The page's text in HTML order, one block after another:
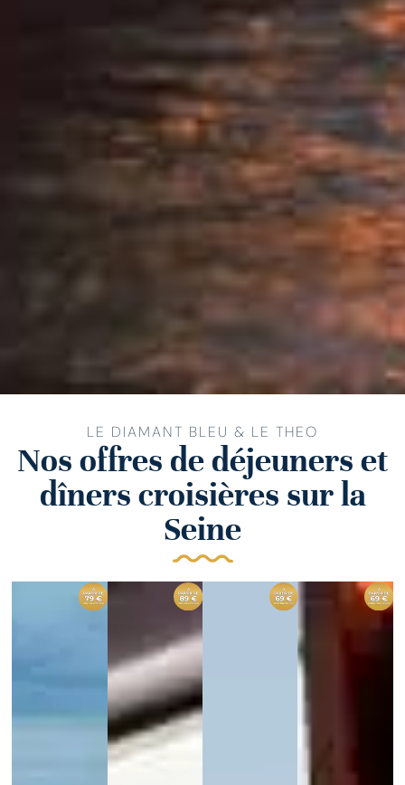
LE DIAMANT BLEU & LE THEO
Nos offres de déjeuners et
dîners croisières sur la
Seine